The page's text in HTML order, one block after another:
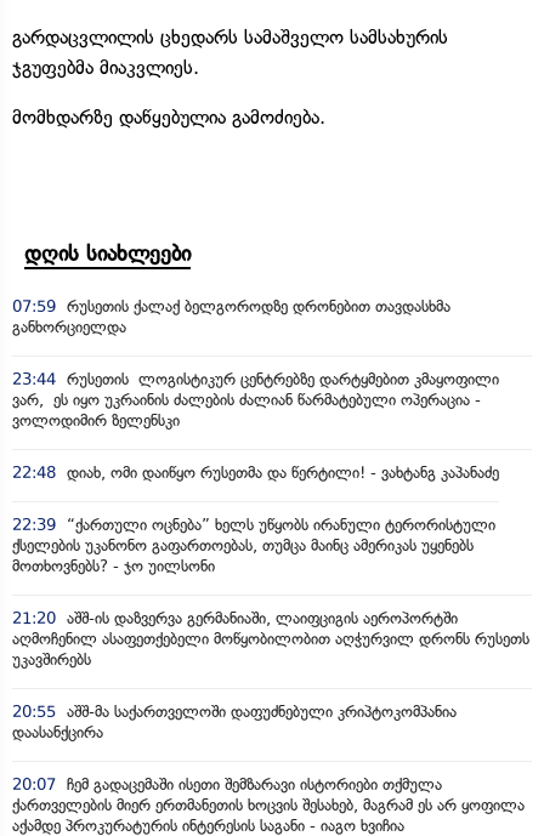
გარდაცვლილის ცხედარს სამაშველო სამსახურის
ჯგუფებმა მიაკვლიეს.
მომხდარზე დაწყებულია გამოძიება.
დღის სიახლეები
07:59 რუსეთის ქალაქ ბელგოროდზე დრონებით თავდასხმა
განხორციელდა
23:44 რუსეთის ლოგისტიკურ ცენტრებზე დარტყმებით კმაყოფილი
ვარ, ეს იყო უკრაინის ძალების ძალიან წარმატებული ოპერაცია -
ვოლოდიმირ ზელენსკი
22:48 დიახ, ომი დაიწყო რუსეთმა და წერტილი! - ვახტანგ კაპანაძე
22:39
“ქართული ოცნება” ხელს უწყობს ირანული ტერორისტული
ქსელების უკანონო გაფართოებას, თუმცა მაინც ამერიკას უყენებს
მოთხოვნებს? - ჯო უილსონი
21:20 აშშ-ის დაზვერვა გერმანიაში, ლაიფციგის აეროპორტში
აღმოჩენილ ასაფეთქებელი მოწყობილობით აღჭურვილ დრონს რუსეთს
უკავშირებს
20:55 აშშ-მა საქართველოში დაფუძნებული კრიპტოკომპანია
დაასანქცირა
20:07 ჩემ გადაცემაში ისეთი შემზარავი ისტორიები თქმულა
ქართველების მიერ ერთმანეთის ხოცვის შესახებ, მაგრამ ეს არ ყოფილა
აქამდე პროკურატურის ინტერესის საგანი - იაგო ხვიჩია